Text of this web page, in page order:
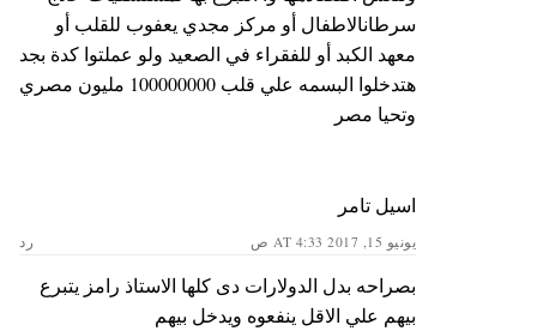
سرطانالاطفال أو مركز مجدي يعفوب للقلب أو
معهد الكبد أو للفقراء في الصعيد ولو عملتوا كدة بجد
هتدخلوا البسمه علي قلب 100000000 مليون مصري
وتحيا مصر
اسيل تامر
يونيو 15, 2017 AT 4:33 ص رد
بصراحه بدل الدولارات دى كلها الاستاذ رامز يتبرع
بيهم علي الاقل ينفعوه ويدخل بيهم